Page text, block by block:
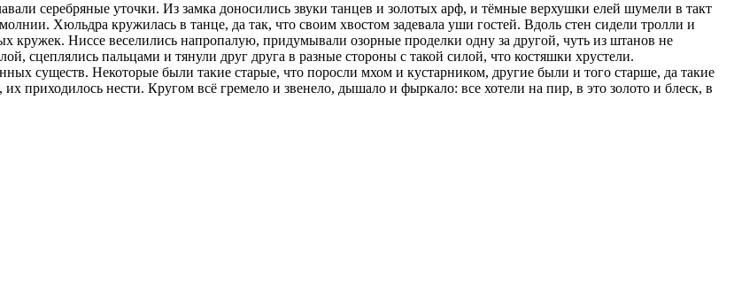
серебряные уточки. Из замка доносились звуки танцев и золотых арф, и тёмные верхушки елей шумели в такт
Хюльдра кружилась в танце, да так, что своим хвостом задевала уши гостей. Вдоль стен сидели тролли и
кружек. Ниссе веселились напропалую, придумывали озорные проделки одну за другой, чуть из штанов не
сцеплялись пальцами и тянули друг друга в разные стороны с такой силой, что костяшки хрустели.
существ. Некоторые были такие старые, что поросли мхом и кустарником, другие были и того старше, да такие
приходилось нести. Кругом всё гремело и звенело, дышало и фыркало: все хотели на пир, в это золото и блеск, в